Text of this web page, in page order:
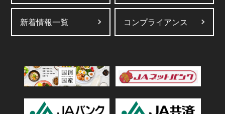
新着情報一覧 コンプライアンス